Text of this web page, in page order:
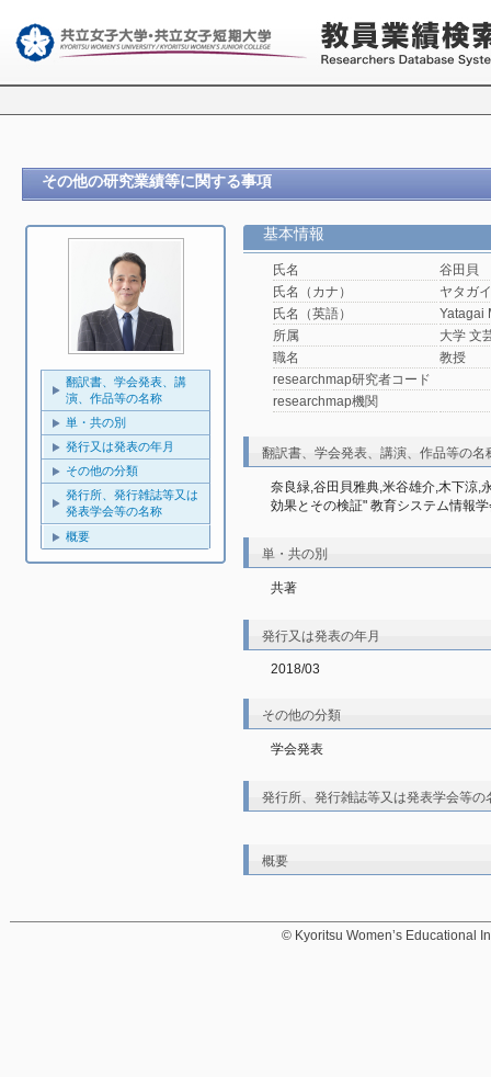
その他の研究業績等に関する事項
翻訳書、学会発表、講
演、作品等の名称
単・共の別
発行又は発表の年月
その他の分類
発行所、発行雑誌等又は
発表学会等の名称
概要
基本情報
氏名
谷田貝
氏名（カナ）
ヤタガ
氏名（英語）
Yatagai
所属
大学 文
職名
教授
researchmap研究者コード
researchmap機関
翻訳書、学会発表、講演、作品等の名
奈良緑,谷田貝雅典,米谷雄介,木下涼,
効果とその検証" 教育システム情報
単・共の別
共著
発行又は発表の年月
2018/03
その他の分類
学会発表
発行所、発行雑誌等又は発表学会等の
概要